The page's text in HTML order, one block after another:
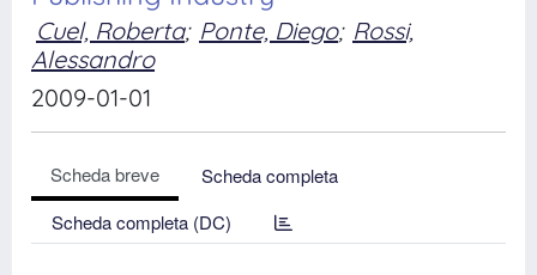
Cuel, Roberta; Ponte, Diego; Rossi,
Alessandro
2009-01-01
Scheda breve
Scheda completa
Scheda completa (DC)